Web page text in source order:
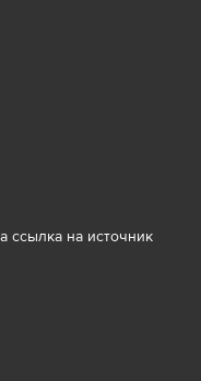
ссылка на источник